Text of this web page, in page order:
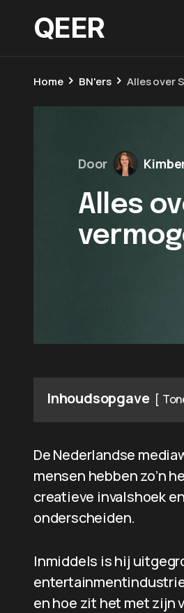
QEER
Home BN'ers Alles over
Door
Alles
Inhoudsopgave
De Nederlandse
mensen hebben zo’n
creatieve invalshoek
onderscheiden.
Inmiddels is hij
en hoe zit het met zijn